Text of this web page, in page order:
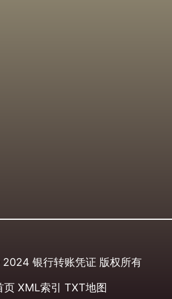
银行转账凭证 版权所有
页 XML索引 TXT地图